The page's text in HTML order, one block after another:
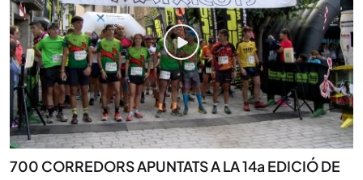
700 CORREDORS APUNTATS A LA 14a EDICIÓ DE